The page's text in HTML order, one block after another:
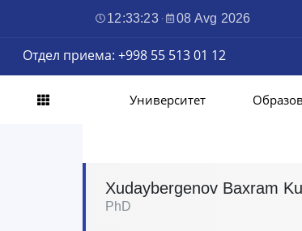
12:33:24 · 08 Avg 2026
Отдел приема: +998 55 513 01 12
Университет
Xudaybergenov Baxram
PhD